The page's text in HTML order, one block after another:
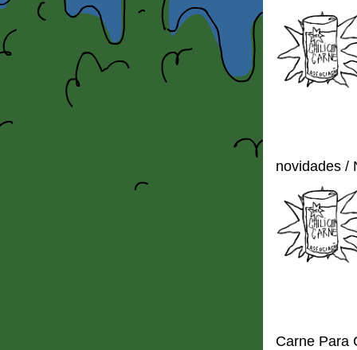
novidades /
Carne Para